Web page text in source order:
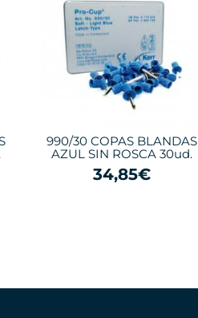
990/30 COPAS BLANDAS
AZUL SIN ROSCA 30ud.
34,85€